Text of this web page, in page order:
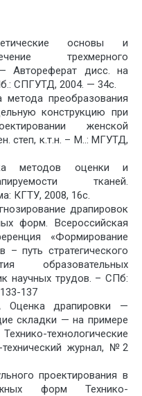
основы и
трехмерного
Автореферат дисс. на
СПГУТД, 2004. — 34с.
метода преобразования
конструкцию при
женской
степ, к.т.н. – М..: МГУТД,
методов оценки и
тканей.
КГТУ, 2008, 16с.
драпировок
форм. Всероссийская
«Формирование
– путь стратегического
образовательных
научных трудов. – СПб:
137
Оценка драпировки —
складки — на примере
технологические
журнал, №2
проектирования в
форм Технико-